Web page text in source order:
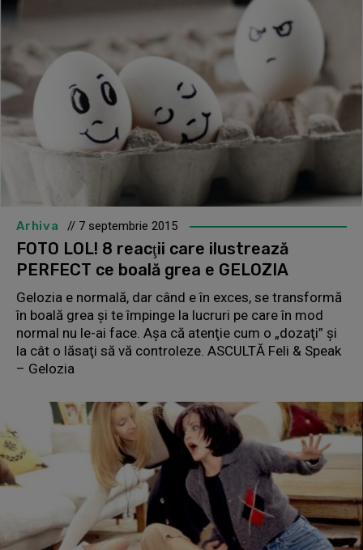
Arhiva // 7 septembrie 2015
FOTO LOL! 8 reacţii care ilustrează
PERFECT ce boală grea e GELOZIA
Gelozia e normală, dar când e în exces, se transformă
în boală grea şi te împinge la lucruri pe care în mod
normal nu le-ai face. Aşa că atenţie cum o „dozaţi” şi
la cât o lăsaţi să vă controleze. ASCULTĂ Feli & Speak
– Gelozia